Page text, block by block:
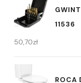
11536
50,70zł
ROCA